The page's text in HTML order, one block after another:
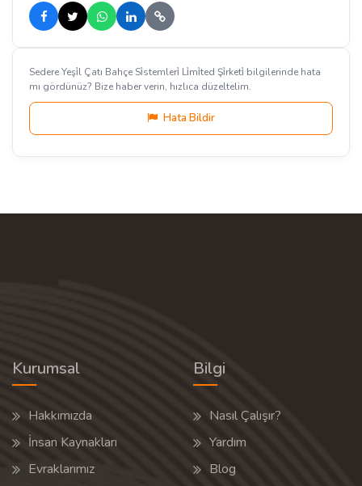
Sedere Yeşi̇l Çatı Bahçe Si̇stemleri̇ Li̇mi̇ted Şi̇rketi̇ bilgilerinde hata
mı gördünüz? Bize haber verin, hızlıca düzeltelim.
Hata Bildir
Kurumsal
Hakkımızda
İnsan Kaynakları
Evraklarımız
Bilgi
Nasıl Çalışır?
Yardım
Blog